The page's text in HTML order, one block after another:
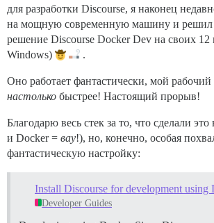
для разработки Discourse, я наконец
на мощную современную машину и решил
решение Discourse Docker Dev на своих 12
Windows)
.
Оно работает фантастически, мой рабочий
настолько быстрее! Настоящий прорыв!
Благодарю весь стек за то, что сделали
и Docker = вау!), но, конечно, особая
фантастическую настройку:
Install Discourse for development using
Developer Guides